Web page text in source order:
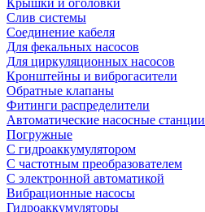
Слив системы
Соединение кабеля
Для фекальных насосов
Для циркуляционных насосов
Кронштейны и виброгасители
Обратные клапаны
Фитинги распределители
Автоматические насосные станции
Погружные
С гидроаккумулятором
С частотным преобразователем
С электронной автоматикой
Вибрационные насосы
Гидроаккумуляторы